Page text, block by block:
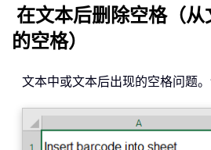
在文本后删除空格（
的空格）
文本中或文本后出现的空格问题。